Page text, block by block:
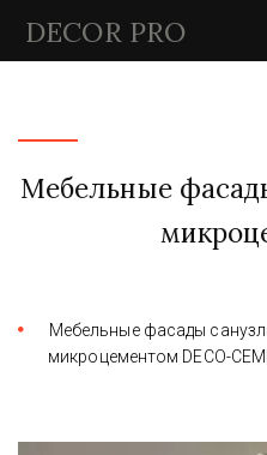
DECOR PRO
Мебельные
Мебельные фасады
микроцементом DECO-